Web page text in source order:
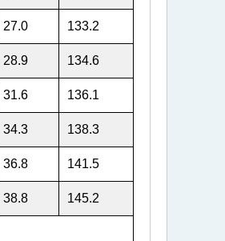
27.0 133.2
28.9 134.6
31.6 136.1
34.3 138.3
36.8 141.5
38.8 145.2